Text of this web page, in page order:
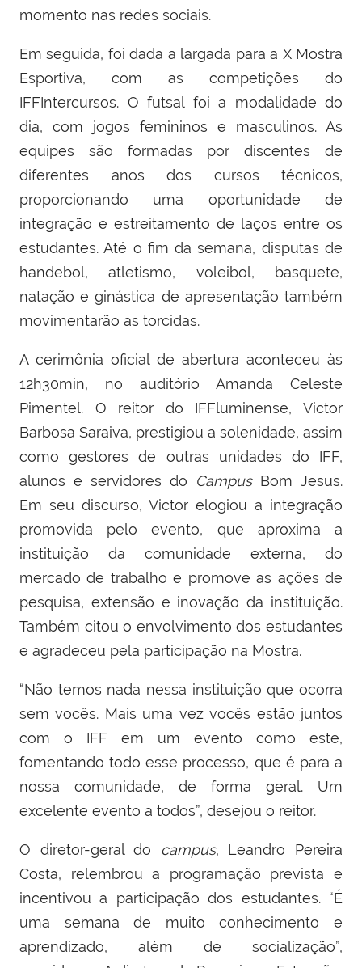
momento nas redes sociais.
Em seguida, foi dada a largada para a X Mostra
Esportiva, com as competições do
IFFIntercursos. O futsal foi a modalidade do
dia, com jogos femininos e masculinos. As
equipes são formadas por discentes de
diferentes anos dos cursos técnicos,
proporcionando uma oportunidade de
integração e estreitamento de laços entre os
estudantes. Até o fim da semana, disputas de
handebol, atletismo, voleibol, basquete,
natação e ginástica de apresentação também
movimentarão as torcidas.
A cerimônia oficial de abertura aconteceu às
12h30min, no auditório Amanda Celeste
Pimentel. O reitor do IFFluminense, Victor
Barbosa Saraiva, prestigiou a solenidade, assim
como gestores de outras unidades do IFF,
alunos e servidores do Campus Bom Jesus.
Em seu discurso, Victor elogiou a integração
promovida pelo evento, que aproxima a
instituição da comunidade externa, do
mercado de trabalho e promove as ações de
pesquisa, extensão e inovação da instituição.
Também citou o envolvimento dos estudantes
e agradeceu pela participação na Mostra.
“Não temos nada nessa instituição que ocorra
sem vocês. Mais uma vez vocês estão juntos
com o IFF em um evento como este,
fomentando todo esse processo, que é para a
nossa comunidade, de forma geral. Um
excelente evento a todos”, desejou o reitor.
O diretor-geral do campus, Leandro Pereira
Costa, relembrou a programação prevista e
incentivou a participação dos estudantes. “É
uma semana de muito conhecimento e
aprendizado, além de socialização”,